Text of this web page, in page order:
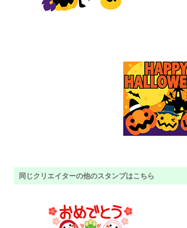
同じクリエイターの他のスタンプはこちら